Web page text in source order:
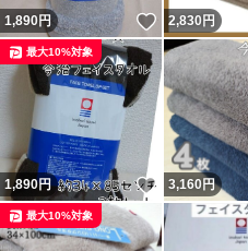
1,890円 いいね！
2,830 円
1,890円 いいね！
最大10%対象
3,160円
最大10%対象